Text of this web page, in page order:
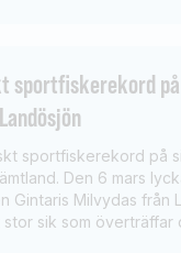
sportfiskerekord
sportfiskerekord på
Den 6 mars
Gintaris Milvydas från
sik som överträffar